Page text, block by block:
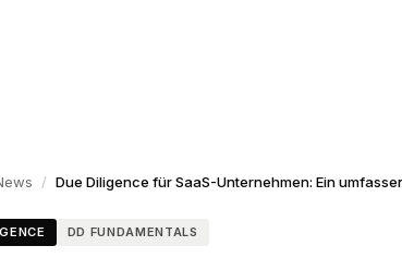
/
DD FUNDAMENTALS